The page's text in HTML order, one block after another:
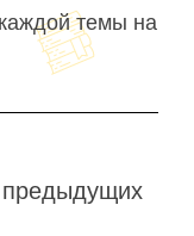
темы на